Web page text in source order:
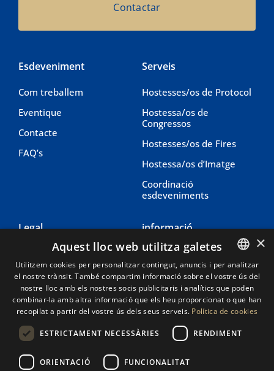
Contactar
Esdeveniment
Com treballem
Eventique
Contacte
FAQ’s
Serveis
Hostesses/os de Protocol
Hostessa/os de
Congressos
Hostesses/os de Fires
Hostessa/os d’Imatge
Coordinació
esdeveniments
Legal
Avis legal
Política de cookies
Política de privadesa
informació
604 27 95 76
604 27 95 76
info@eventique.es
SPANISH
CATALAN
×
Aquest lloc web utilitza galetes
Utilitzem cookies per personalitzar contingut, anuncis i per analitzar
el nostre trànsit. També compartim informació sobre el vostre ús del
nostre lloc amb els nostres socis publicitaris i analítics que poden
combinar-la amb altra informació que els heu proporcionat o que han
recopilat a partir del vostre ús dels seus serveis. Política de cookies
ESTRICTAMENT NECESSÀRIES RENDIMENT
ORIENTACIÓ FUNCIONALITAT